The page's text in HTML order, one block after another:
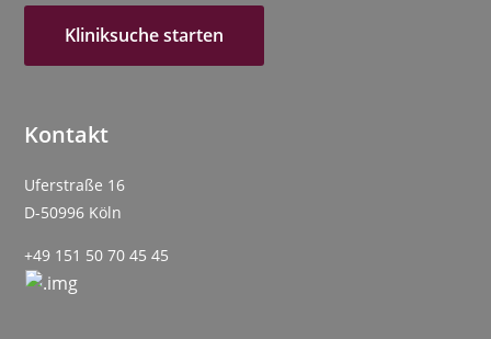
Kliniksuche starten
Kontakt
Uferstraße 16
D-50996 Köln
+49 151 50 70 45 45